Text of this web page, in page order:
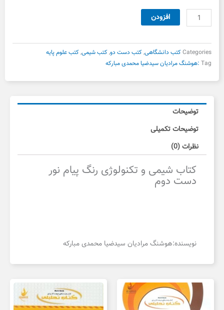
کتاب
شیمی
تکنولوژی
رنگ
پیام
نور
دوم
افزودن
Categoriesکتب دانشگاهی,کتب دست دو,کتب شیمی,کتب علوم پایه
Tag :هوشنگ مرادیان سیدضیا محمدی مبارکه
توضیحات
توضیحات تکمیلی
نظرات (0)
کتاب شیمی و تکنولوژی رنگ پیام نور
دست دوم
نویسنده:هوشنگ مرادیان سیدضیا محمدی مبارکه